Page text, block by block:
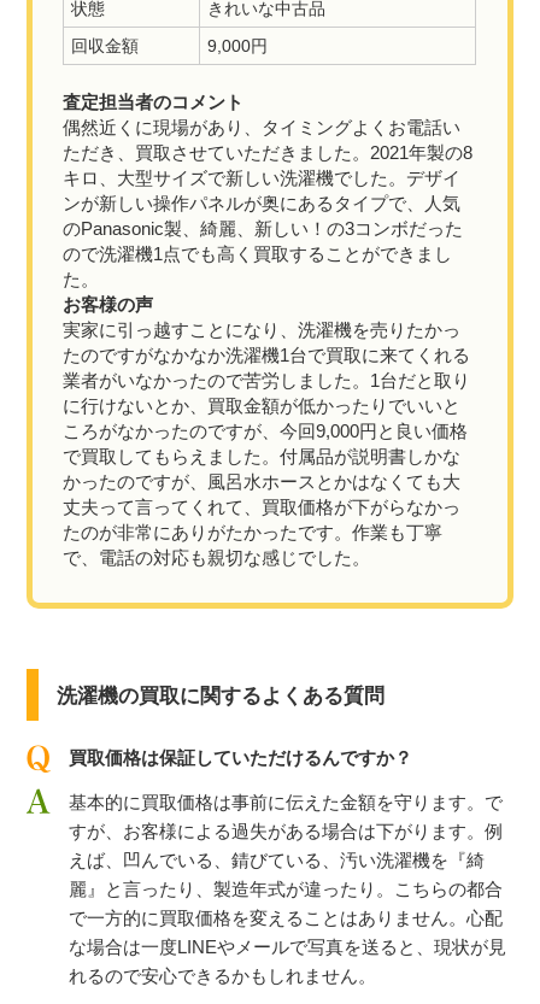
状態
きれいな中古品
回収金額
9,000円
査定担当者のコメント
偶然近くに現場があり、タイミングよくお電話い
ただき、買取させていただきました。2021年製の8
キロ、大型サイズで新しい洗濯機でした。デザイ
ンが新しい操作パネルが奥にあるタイプで、人気
のPanasonic製、綺麗、新しい！の3コンボだった
ので洗濯機1点でも高く買取することができまし
た。
お客様の声
実家に引っ越すことになり、洗濯機を売りたかっ
たのですがなかなか洗濯機1台で買取に来てくれる
業者がいなかったので苦労しました。1台だと取り
に行けないとか、買取金額が低かったりでいいと
ころがなかったのですが、今回9,000円と良い価格
で買取してもらえました。付属品が説明書しかな
かったのですが、風呂水ホースとかはなくても大
丈夫って言ってくれて、買取価格が下がらなかっ
たのが非常にありがたかったです。作業も丁寧
で、電話の対応も親切な感じでした。
洗濯機の買取に関するよくある質問
買取価格は保証していただけるんですか？
基本的に買取価格は事前に伝えた金額を守ります。で
すが、お客様による過失がある場合は下がります。例
えば、凹んでいる、錆びている、汚い洗濯機を『綺
麗』と言ったり、製造年式が違ったり。こちらの都合
で一方的に買取価格を変えることはありません。心配
な場合は一度LINEやメールで写真を送ると、現状が見
れるので安心できるかもしれません。